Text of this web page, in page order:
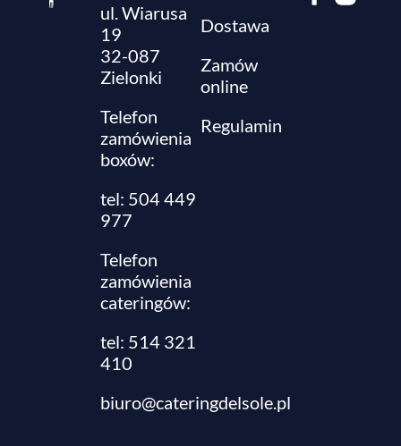
ul. Wiarusa
19
32-087
Zielonki
Telefon
zamówienia
boxów:
tel: 504 449
977
Telefon
zamówienia
cateringów:
tel: 514 321
410
biuro@cateringdelsole.pl
Dostawa
Zamów
online
Regulamin